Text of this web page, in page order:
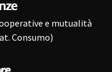
e mutualità
Consumo)